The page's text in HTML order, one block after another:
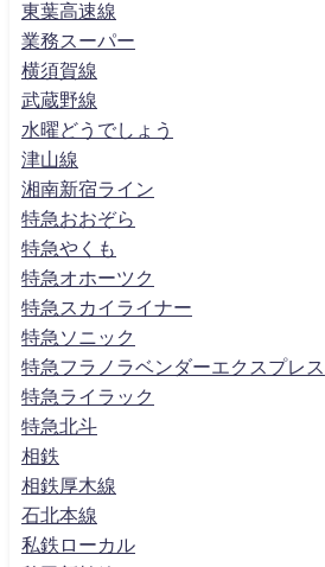
東葉高速線
業務スーパー
横須賀線
武蔵野線
水曜どうでしょう
津山線
湘南新宿ライン
特急おおぞら
特急やくも
特急オホーツク
特急スカイライナー
特急ソニック
特急フラノラベンダーエクスプレス
特急ライラック
特急北斗
相鉄
相鉄厚木線
石北本線
私鉄ローカル